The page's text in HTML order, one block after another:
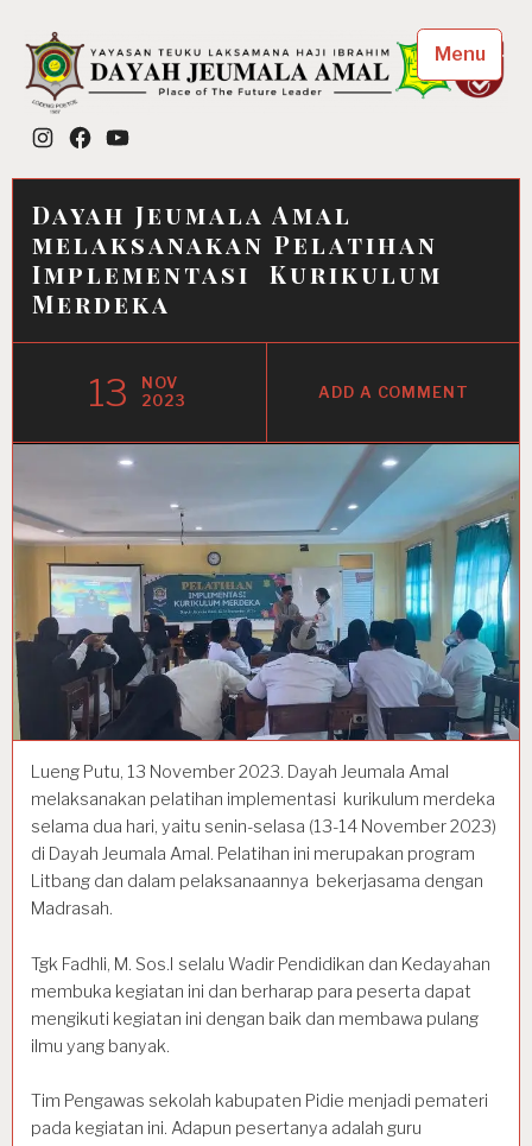
content
Dayah Jeumala Amal
Place of The Future Leader
Instagram
FacebookYouTube
Menu
Dayah Jeumala Amal
melaksanakan Pelatihan
Implementasi Kurikulum
Merdeka
13
NOV
2023
ADD A COMMENT
Lueng Putu, 13 November 2023. Dayah Jeumala Amal
melaksanakan pelatihan implementasi kurikulum merdeka
selama dua hari, yaitu senin-selasa (13-14 November 2023)
di Dayah Jeumala Amal. Pelatihan ini merupakan program
Litbang dan dalam pelaksanaannya bekerjasama dengan
Madrasah.
Tgk Fadhli, M. Sos.I selalu Wadir Pendidikan dan Kedayahan
membuka kegiatan ini dan berharap para peserta dapat
mengikuti kegiatan ini dengan baik dan membawa pulang
ilmu yang banyak.
Tim Pengawas sekolah kabupaten Pidie menjadi pemateri
pada kegiatan ini. Adapun pesertanya adalah guru